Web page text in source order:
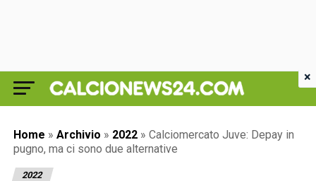
Home » Archivio » 2022 » Calciomercato Juve: Depay in
pugno, ma ci sono due alternative
2022
×